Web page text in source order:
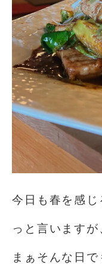
今日も春を感じ
っと言います
まぁそんな日